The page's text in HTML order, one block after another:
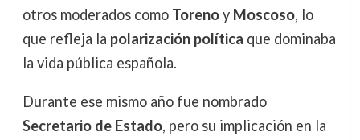
otros moderados como Torenoy Moscoso, lo
que refleja la polarización política que dominaba
la vida pública española.
Durante ese mismo año fue nombrado
Secretario de Estado, pero su implicación en la